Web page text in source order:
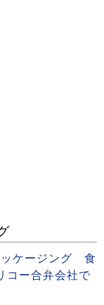
ッケージング 食
ー合弁会社で